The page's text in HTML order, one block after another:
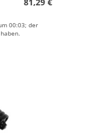
00:03; der